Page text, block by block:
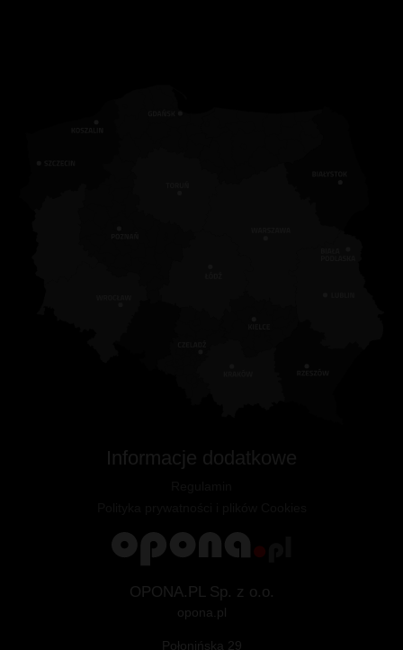
Informacje dodatkowe
OPONA.PL Sp. z o.o.
opona.pl
Połonińska 29